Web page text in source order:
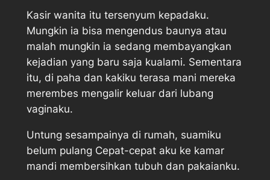
Kasir wanita itu tersenyum kepadaku.
Mungkin ia bisa mengendus baunya atau
malah mungkin ia sedang membayangkan
kejadian yang baru saja kualami. Sementara
itu, di paha dan kakiku terasa mani mereka
merembes mengalir keluar dari lubang
vaginaku.
Untung sesampainya di rumah, suamiku
belum pulang Cepat-cepat aku ke kamar
mandi membersihkan tubuh dan pakaianku.